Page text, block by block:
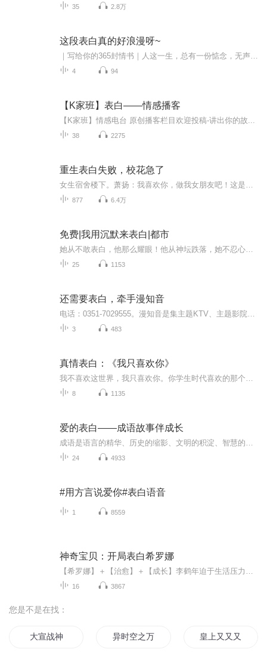
35 2.8万
这段表白真的好浪漫呀~
4 94
【K家班】表白——情感播客
【K家班】情感电台 原创播客栏目欢迎投稿-讲出你的故...
38 2275
重生表白失败，校花急了
877 6.4万
免费|我用沉默来表白|都市
25 1153
还需要表白，牵手漫知音
3 483
真情表白：《我只喜欢你》
8 1135
爱的表白——成语故事伴成长
24 4933
#用方言说爱你#表白语音
1 8559
神奇宝贝：开局表白希罗娜
16 3867
您是不是在找：
大宣战神 异时空之万世师表 皇上又又又宣我了